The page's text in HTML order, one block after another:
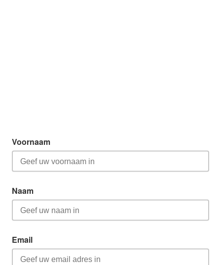
Voornaam
Naam
Email